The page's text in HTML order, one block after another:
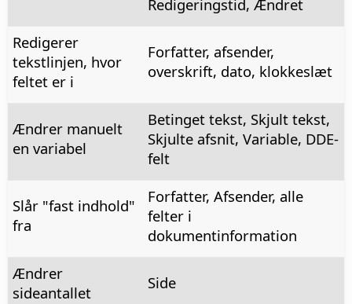
Redigeringstid, Ændret
Redigerer
tekstlinjen, hvor
feltet er i
Forfatter, afsender,
overskrift, dato, klokkeslæt
Ændrer manuelt
en variabel
Betinget tekst, Skjult tekst,
Skjulte afsnit, Variable, DDE-
felt
Slår "fast indhold"
fra
Forfatter, Afsender, alle
felter i
dokumentinformation
Ændrer
sideantallet
Side